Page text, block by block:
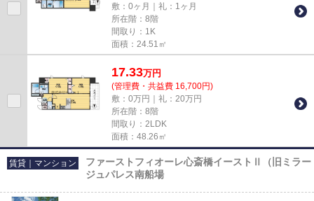
敷：0ヶ月｜礼：1ヶ月
所在階：8階
間取り：1K
面積：24.51㎡
17.33万円
(管理費・共益費 16,700円)
敷：0万円｜礼：20万円
所在階：8階
間取り：2LDK
面積：48.26㎡
賃貸｜マンション
ファーストフィオーレ心斎橋イーストⅡ（旧ミラー
ジュパレス南船場